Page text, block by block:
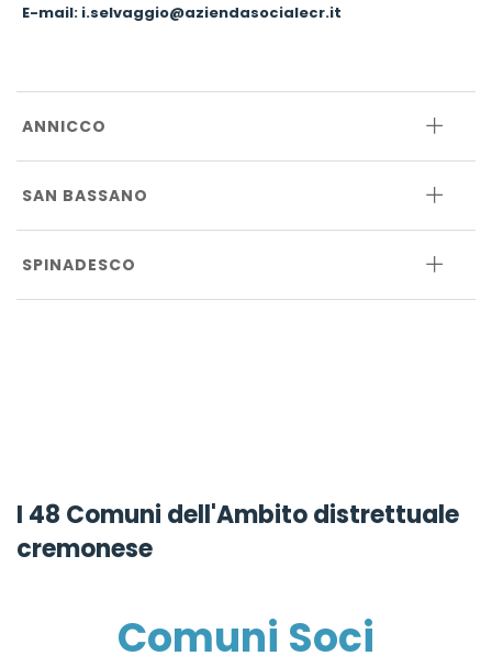
E-mail: i.selvaggio@aziendasocialecr.it
ANNICCO
SAN BASSANO
SPINADESCO
I 48 Comuni dell'Ambito distrettuale
cremonese
Comuni Soci